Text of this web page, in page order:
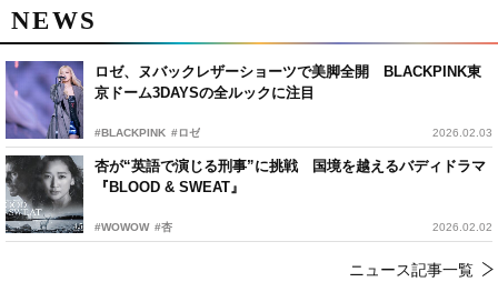
NEWS
ロゼ、ヌバックレザーショーツで美脚全開 BLACKPINK東
京ドーム3DAYSの全ルックに注目
#BLACKPINK #ロゼ 2026.02.03
杏が“英語で演じる刑事”に挑戦 国境を越えるバディドラマ
『BLOOD & SWEAT』
#WOWOW #杏 2026.02.02
ニュース記事一覧